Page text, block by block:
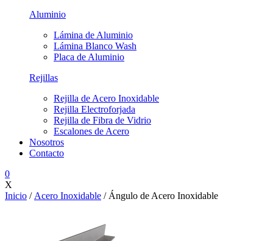
Aluminio
Lámina de Aluminio
Lámina Blanco Wash
Placa de Aluminio
Rejillas
Rejilla de Acero Inoxidable
Rejilla Electroforjada
Rejilla de Fibra de Vidrio
Escalones de Acero
Nosotros
Contacto
0
X
Inicio /Acero Inoxidable / Ángulo de Acero Inoxidable